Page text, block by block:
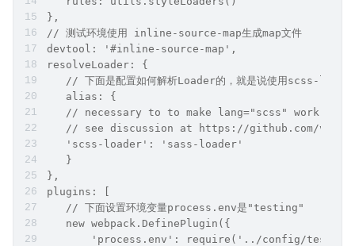
},
// 测试环境使用 inline-source-map生成map文件
devtool: '#inline-source-map',
resolveLoader: {
// 下面是配置如何解析Loader的，就是说使用scss-
   alias: {
// necessary to to make lang="scss" work in
// see discussion at https://github.com/
   'scss-loader': 'sass-loader'
   }
},
plugins: [
   // 下面设置环境变量process.env是"testing"
   new webpack.DefinePlugin({
'process.env': require('../config/